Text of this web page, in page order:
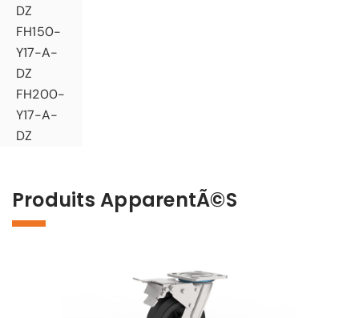
DZ
FH150-
Y17-A-
DZ
FH200-
Y17-A-
DZ
Produits ApparentÃ©s